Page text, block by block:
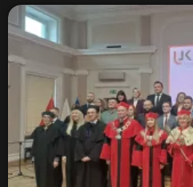
17:00 - 17:05
Serwis
18:00 - 18:05